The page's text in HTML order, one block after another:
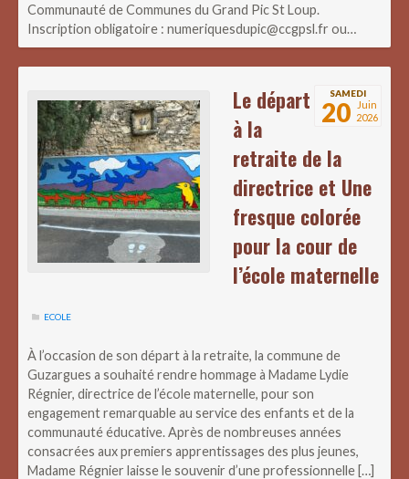
Communauté de Communes du Grand Pic St Loup.
Inscription obligatoire : numeriquesdupic@ccgpsl.fr ou…
SAMEDI
20
Juin
2026
Le départ
à la
retraite de la
directrice et Une
fresque colorée
pour la cour de
l’école maternelle
ECOLE
À l’occasion de son départ à la retraite, la commune de
Guzargues a souhaité rendre hommage à Madame Lydie
Régnier, directrice de l’école maternelle, pour son
engagement remarquable au service des enfants et de la
communauté éducative. Après de nombreuses années
consacrées aux premiers apprentissages des plus jeunes,
Madame Régnier laisse le souvenir d’une professionnelle […]